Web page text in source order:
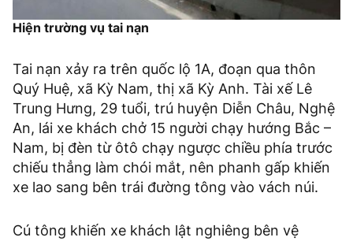
Hiện trường vụ tai nạn
Tai nạn xảy ra trên quốc lộ 1A, đoạn qua thôn
Quý Huệ, xã Kỳ Nam, thị xã Kỳ Anh. Tài xế Lê
Trung Hưng, 29 tuổi, trú huyện Diễn Châu, Nghệ
An, lái xe khách chở 15 người chạy hướng Bắc –
Nam, bị đèn từ ôtô chạy ngược chiều phía trước
chiếu thẳng làm chói mắt, nên phanh gấp khiến
xe lao sang bên trái đường tông vào vách núi.
Cú tông khiến xe khách lật nghiêng bên vệ